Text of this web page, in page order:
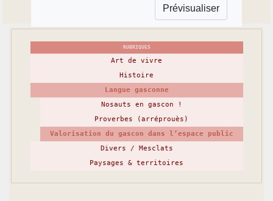
RUBRIQUES
Art de vivre
Histoire
Langue gasconne
Nosauts en gascon !
Proverbes (arréprouès)
Valorisation du gascon dans l’espace public
Divers / Mesclats
Paysages & territoires